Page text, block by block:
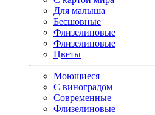
Для малыша
Бесшовные
Флизелиновые
Флизелиновые
Цветы
Моющиеся
С виноградом
Современные
Флизелиновые